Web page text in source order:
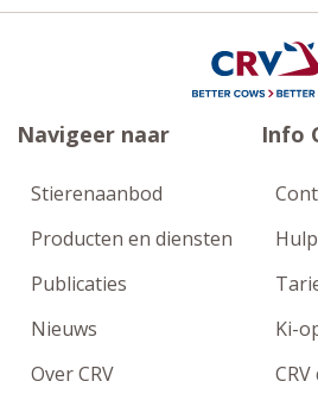
Navigeer naar
Stierenaanbod
Producten en diensten
Publicaties
Nieuws
Over CRV
Info
Ki-